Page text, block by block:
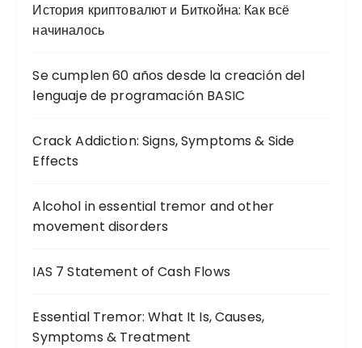
История криптовалют и Биткойна: Как всё
начиналось
Se cumplen 60 años desde la creación del
lenguaje de programación BASIC
Crack Addiction: Signs, Symptoms & Side
Effects
Alcohol in essential tremor and other
movement disorders
IAS 7 Statement of Cash Flows
Essential Tremor: What It Is, Causes,
Symptoms & Treatment